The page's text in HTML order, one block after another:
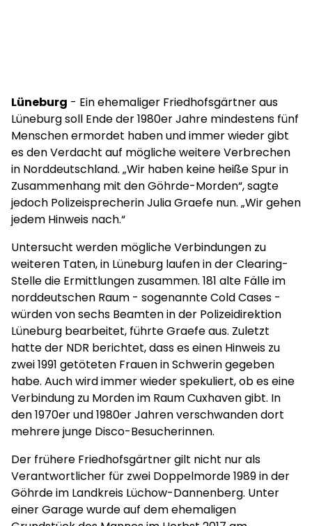
Lüneburg - Ein ehemaliger Friedhofsgärtner aus
Lüneburg soll Ende der 1980er Jahre mindestens fünf
Menschen ermordet haben und immer wieder gibt
es den Verdacht auf mögliche weitere Verbrechen
in Norddeutschland. „Wir haben keine heiße Spur in
Zusammenhang mit den Göhrde-Morden“, sagte
jedoch Polizeisprecherin Julia Graefe nun. „Wir gehen
jedem Hinweis nach.“
Untersucht werden mögliche Verbindungen zu
weiteren Taten, in Lüneburg laufen in der Clearing-
Stelle die Ermittlungen zusammen. 181 alte Fälle im
norddeutschen Raum - sogenannte Cold Cases -
würden von sechs Beamten in der Polizeidirektion
Lüneburg bearbeitet, führte Graefe aus. Zuletzt
hatte der NDR berichtet, dass es einen Hinweis zu
zwei 1991 getöteten Frauen in Schwerin gegeben
habe. Auch wird immer wieder spekuliert, ob es eine
Verbindung zu Morden im Raum Cuxhaven gibt. In
den 1970er und 1980er Jahren verschwanden dort
mehrere junge Disco-Besucherinnen.
Der frühere Friedhofsgärtner gilt nicht nur als
Verantwortlicher für zwei Doppelmorde 1989 in der
Göhrde im Landkreis Lüchow-Dannenberg. Unter
einer Garage wurde auf dem ehemaligen